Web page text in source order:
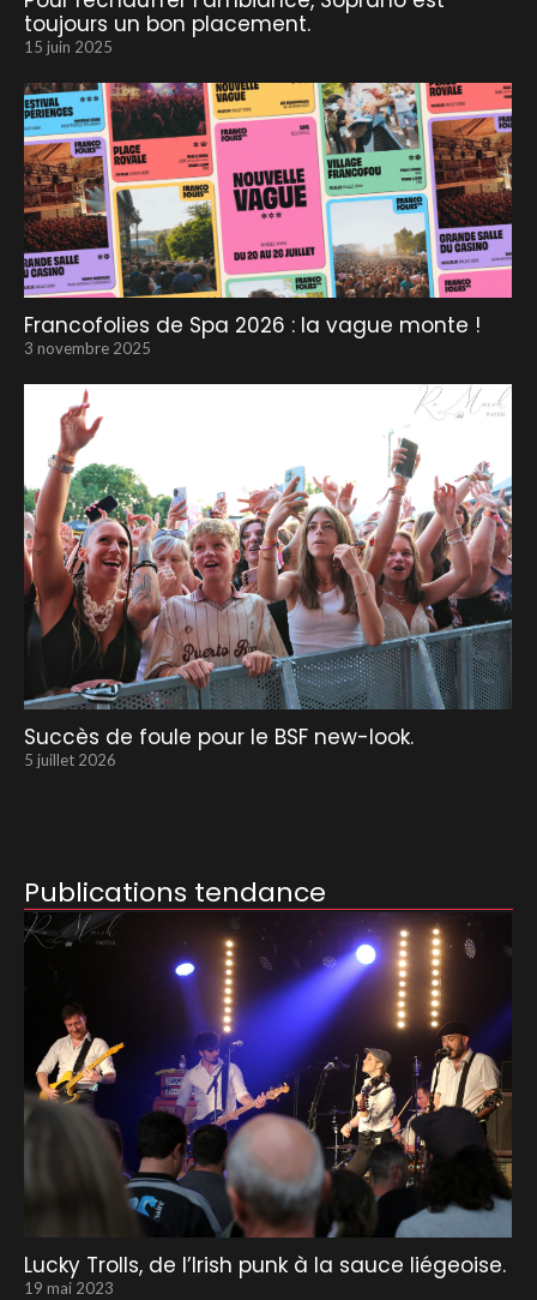
toujours un bon placement.
15 juin 2025
Francofolies de Spa 2026 : la vague monte !
3 novembre 2025
Succès de foule pour le BSF new-look.
5 juillet 2026
Publications tendance
Lucky Trolls, de l’Irish punk à la sauce liégeoise.
19 mai 2023